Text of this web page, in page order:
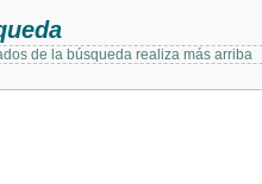
de la búsqueda realiza más arriba